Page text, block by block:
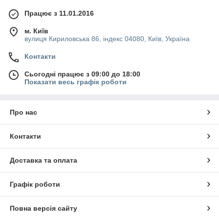
Працює з 11.01.2016
м. Київ
вулиця Кириловська 86, індекс 04080, Київ, Україна
Контакти
Сьогодні працює з 09:00 до 18:00
Показати весь графік роботи
Про нас
Контакти
Доставка та оплата
Графік роботи
Повна версія сайту